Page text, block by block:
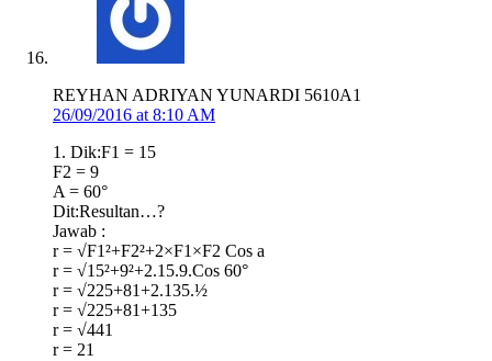
REYHAN ADRIYAN YUNARDI 5610A1
26/09/2016 at 8:10 AM
1. Dik:F1 = 15
F2 = 9
A = 60°
Dit:Resultan…?
Jawab :
r = √F1²+F2²+2×F1×F2 Cos a
r = √15²+9²+2.15.9.Cos 60°
r = √225+81+2.135.½
r = √225+81+135
r = √441
r = 21